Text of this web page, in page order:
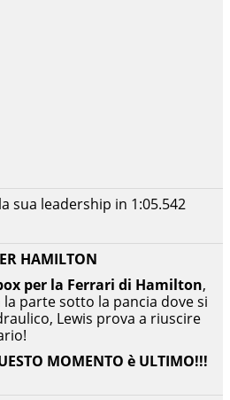
HAMILTON
per la Ferrari di Hamilton,
parte sotto la pancia dove si
Lewis prova a riuscire
MOMENTO è ULTIMO!!!
sua leadership in 1:05.542